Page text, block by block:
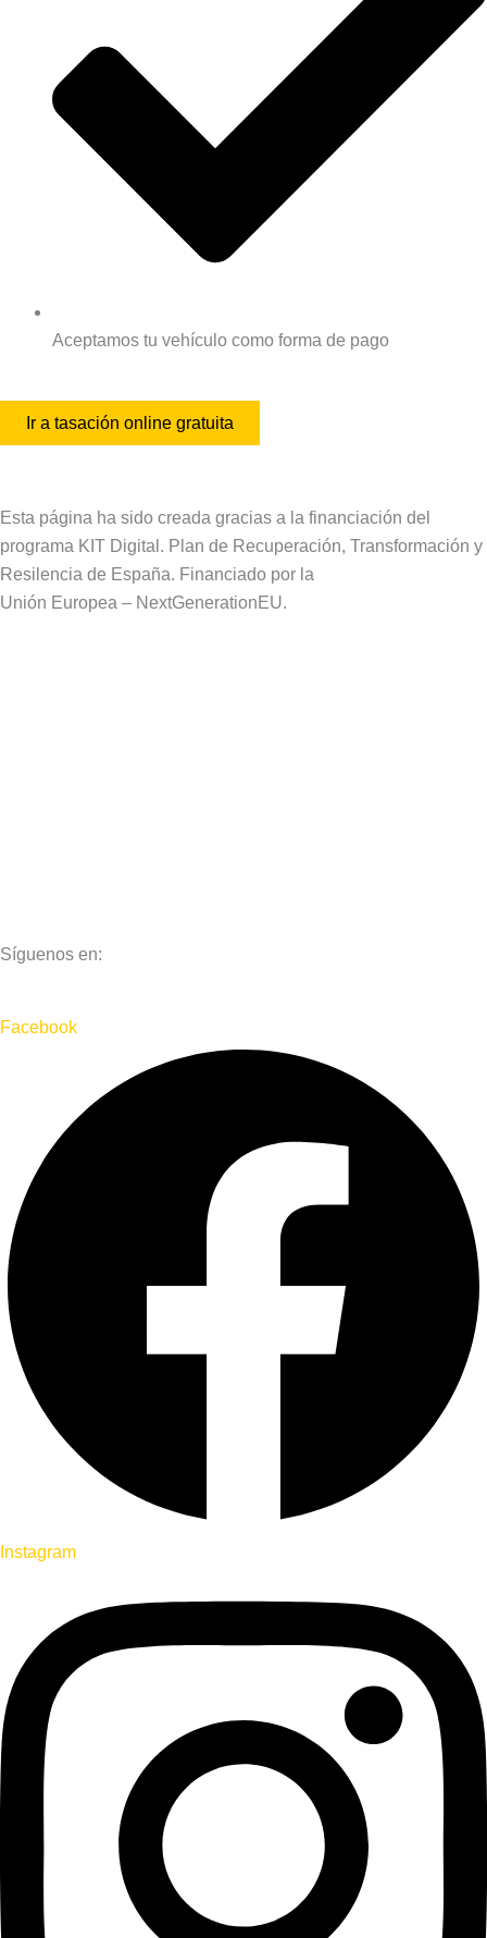
Aceptamos tu vehículo como forma de pago
Ir a tasación online gratuita
Esta página ha sido creada gracias a la financiación del
programa KIT Digital. Plan de Recuperación, Transformación y
Resilencia de España. Financiado por la
Unión Europea – NextGenerationEU.
Síguenos en:
Facebook
Instagram